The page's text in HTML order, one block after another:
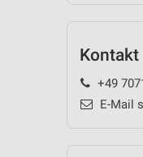
Kontakt
+49
E-Mail